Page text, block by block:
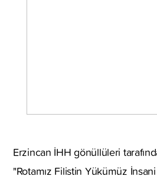
Erzincan İHH gönüllüleri
"Rotamız Filistin Yükümüz